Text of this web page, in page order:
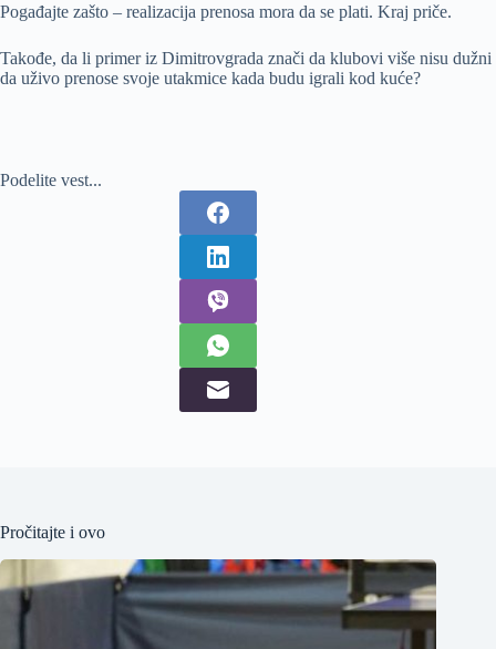
Pogađajte zašto – realizacija prenosa mora da se plati. Kraj priče.
Takođe, da li primer iz Dimitrovgrada znači da klubovi više nisu dužni
da uživo prenose svoje utakmice kada budu igrali kod kuće?
Podelite vest...
Pročitajte i ovo